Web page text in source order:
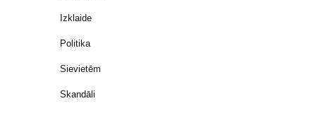
Izklaide
Politika
Sievietēm
Skandāli